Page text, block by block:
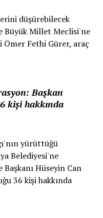
düşürebilecek
Büyük Millet Meclisi'ne
Fethi Gürer, araç
Başkan
kişi hakkında
yürüttüğü
Belediyesi'ne
Hüseyin Can
36 kişi hakkında